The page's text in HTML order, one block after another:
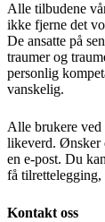
Alle tilbudene
ikke fjerne det
De ansatte på
traumer og
personlig
vanskelig.
Alle brukere ved
likeverd. Ønsker
en e-post. Du
få tilrettelegging,
Kontakt oss